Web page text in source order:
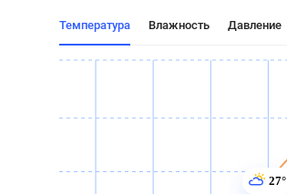
Температура Влажность Давление
27°